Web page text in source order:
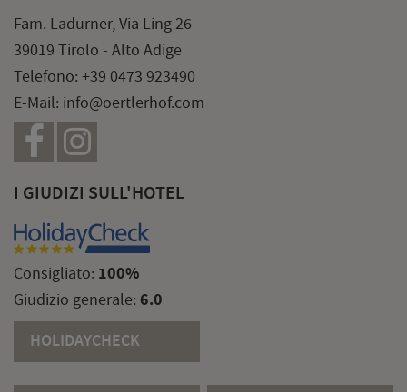
Fam. Ladurner, Via Ling 26
39019 Tirolo - Alto Adige
Telefono: +39 0473 923490
E-Mail: info@oertlerhof.com
I GIUDIZI SULL'HOTEL
Consigliato: 100%
Giudizio generale: 6.0
HOLIDAYCHECK